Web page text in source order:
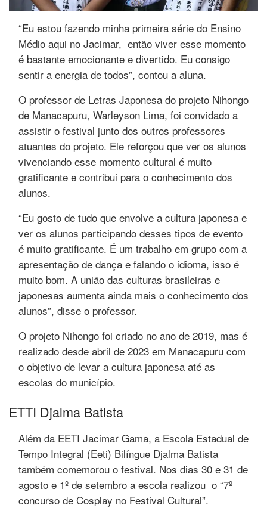
“Eu estou fazendo minha primeira série do Ensino
Médio aqui no Jacimar, então viver esse momento
é bastante emocionante e divertido. Eu consigo
sentir a energia de todos”, contou a aluna.
O professor de Letras Japonesa do projeto Nihongo
de Manacapuru, Warleyson Lima, foi convidado a
assistir o festival junto dos outros professores
atuantes do projeto. Ele reforçou que ver os alunos
vivenciando esse momento cultural é muito
gratificante e contribui para o conhecimento dos
alunos.
“Eu gosto de tudo que envolve a cultura japonesa e
ver os alunos participando desses tipos de evento
é muito gratificante. É um trabalho em grupo com a
apresentação de dança e falando o idioma, isso é
muito bom. A união das culturas brasileiras e
japonesas aumenta ainda mais o conhecimento dos
alunos”, disse o professor.
O projeto Nihongo foi criado no ano de 2019, mas é
realizado desde abril de 2023 em Manacapuru com
o objetivo de levar a cultura japonesa até as
escolas do município.
ETTI Djalma Batista
Além da EETI Jacimar Gama, a Escola Estadual de
Tempo Integral (Eeti) Bilíngue Djalma Batista
também comemorou o festival. Nos dias 30 e 31 de
agosto e 1º de setembro a escola realizou o “7º
concurso de Cosplay no Festival Cultural”.